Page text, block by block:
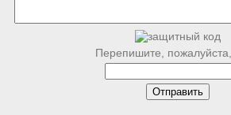
Перепишите, пожалуйста,